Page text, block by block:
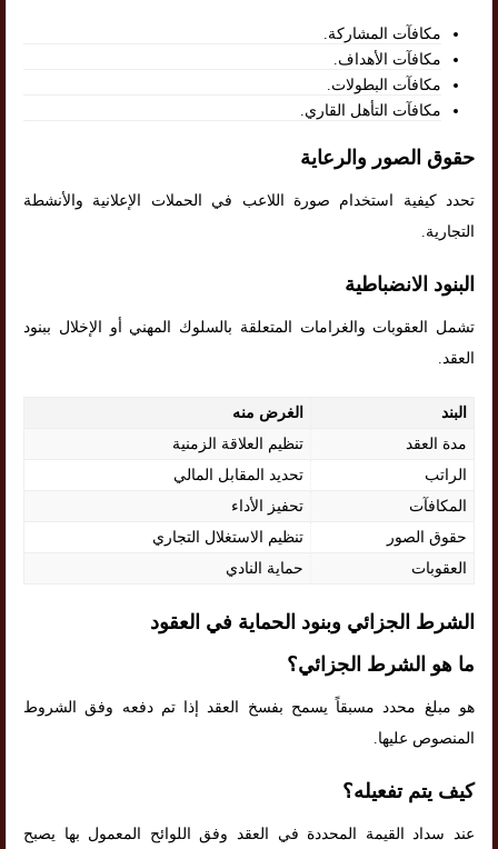
مكافآت المشاركة.
مكافآت الأهداف.
مكافآت البطولات.
مكافآت التأهل القاري.
حقوق الصور والرعاية
تحدد كيفية استخدام صورة اللاعب في الحملات الإعلانية والأنشطة
التجارية.
البنود الانضباطية
تشمل العقوبات والغرامات المتعلقة بالسلوك المهني أو الإخلال ببنود
العقد.
البند
الغرض منه
مدة العقد
تنظيم العلاقة الزمنية
الراتب
تحديد المقابل المالي
المكافآت
تحفيز الأداء
حقوق الصور
تنظيم الاستغلال التجاري
العقوبات
حماية النادي
الشرط الجزائي وبنود الحماية في العقود
ما هو الشرط الجزائي؟
هو مبلغ محدد مسبقاً يسمح بفسخ العقد إذا تم دفعه وفق الشروط
المنصوص عليها.
كيف يتم تفعيله؟
عند سداد القيمة المحددة في العقد وفق اللوائح المعمول بها يصبح